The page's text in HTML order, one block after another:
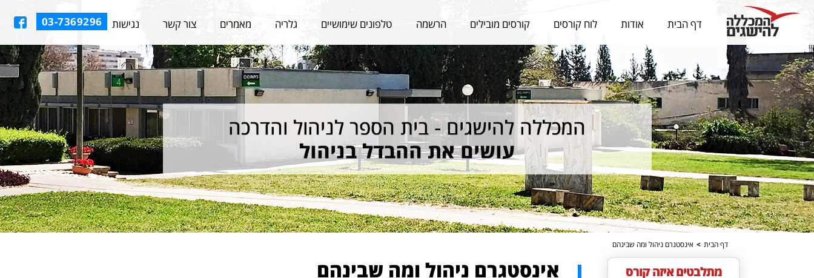
דף הבית אודות לוח קורסים קורסים מובילים הרשמה טלפונים שימושיים גלריה מאמרים צור קשר נגישות 03-7369296
דף הבית > אינסטגרם ניהול ומה שבינהם
מתלבטים איזה קורס אינסטגרם ניהול ומה שבינהם